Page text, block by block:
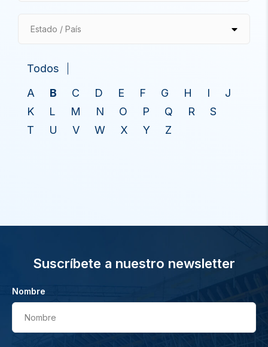
Estado / País
Todos
A
B C D E F G H I
J
K
L M N O P Q R
S
T
U V W X Y Z
Suscríbete a nuestro newsletter
Nombre
Nombre